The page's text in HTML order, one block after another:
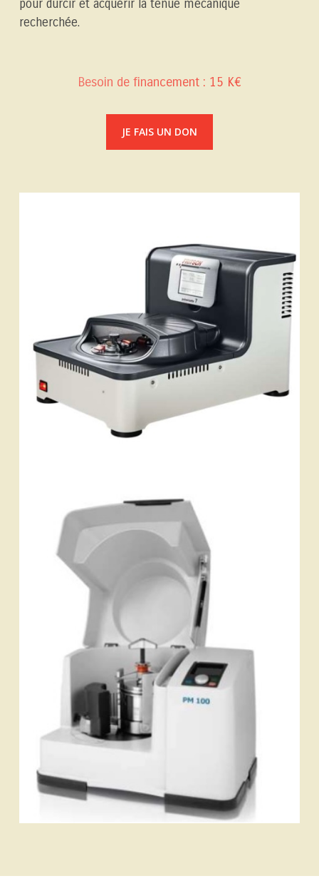
pour durcir et acquérir la tenue mécanique
recherchée.
Besoin de financement : 15 K€
JE FAIS UN DON